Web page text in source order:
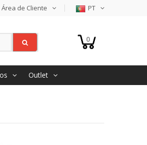
Área de Cliente PT
0
Outlet